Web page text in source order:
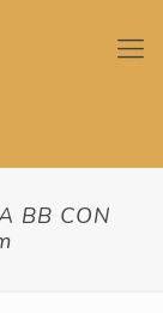
BB CON